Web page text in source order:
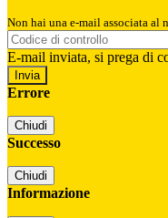
Non hai una e-mail associata al
E-mail inviata, si prega di
Errore
Chiudi
Successo
Chiudi
Informazione